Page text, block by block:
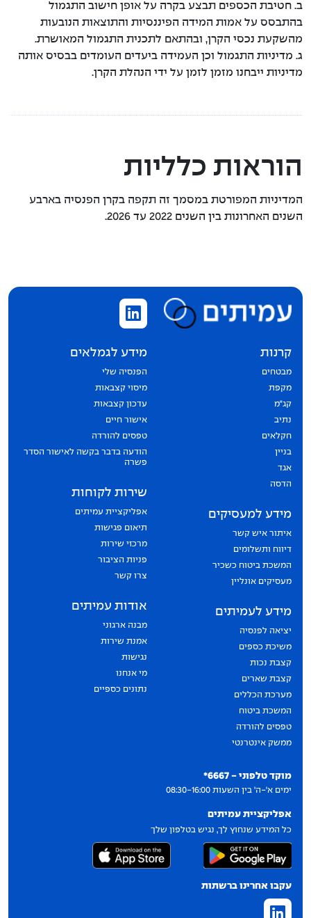
ב. חטיבת הכספים תבצע בקרה על אופן חישוב התגמול
בהתבסס על אמות המידה הפיננסיות והתוצאות הנובעות
מהשקעת נכסי הקרן, ובהתאם לתכנית התגמול המאושרת.
ג. מדיניות התגמול וכן העמידה ביעדים העומדים בבסיס אותה
מדיניות ייבחנו מזמן לזמן על ידי הנהלת הקרן.
הוראות כלליות
המדיניות המפורטת במסמך זה תקפה בקרן הפנסיה בארבע
השנים האחרונות בין השנים 2022 עד 2026.
מוקד טלפוני - 6667*
ימים א'-ה' בין השעות 08:30-16:00
אפליקציית עמיתים
כל המידע שנחוץ לך, נגיש בטלפון שלך
עקבו אחרינו ברשתות
קרנות
מבטחים
מקפת
קג״מ
נתיב
חקלאים
בניין
אגד
הדסה
מידע למעסיקים
איתור איש קשר
דיווח ותשלומים
המשכת ביטוח כשכיר
מעסיקים אונליין
מידע לעמיתים
יציאה לפנסיה
משיכת כספים
קצבת נכות
קצבת שארים
מערכת הכללים
המשכת ביטוח
טפסים להורדה
ממשק אינטרנטי
מידע לגמלאים
הפנסיה שלי
מיסוי קצבאות
עדכון קצבאות
אישור חיים
טפסים להורדה
הודעה בדבר בקשה לאישור הסדר
פשרה
שירות לקוחות
אפליקציית עמיתים
תיאום פגישות
מרכזי שירות
פניות הציבור
צרו קשר
אודות עמיתים
מבנה ארגוני
אמנת שירות
נגישות
מי אנחנו
נתונים כספיים